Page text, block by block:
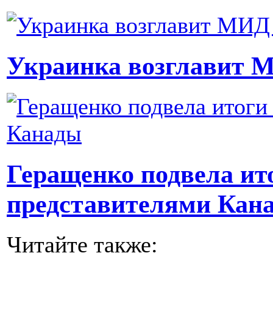
Украинка возглавит
Геращенко подвела
представителями
Читайте также: